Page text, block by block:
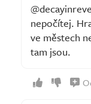
nepočítej.
ve městech
tam jsou.